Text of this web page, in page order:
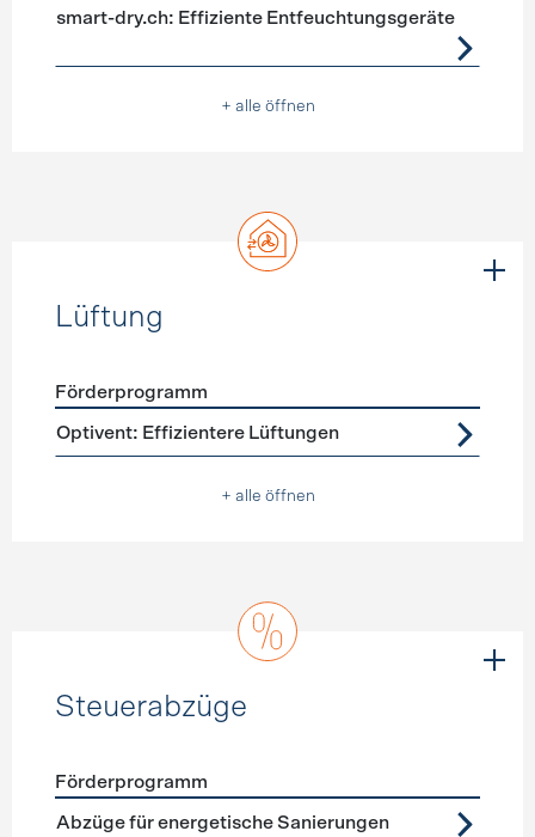
smart-dry.ch: Effiziente Entfeuchtungsgeräte
+ alle öffnen
Lüftung
Förderprogramme Lüftung
Förderprogramm
Optivent: Effizientere Lüftungen
+ alle öffnen
Steuerabzüge
Förderprogramme Steuerabzüge
Förderprogramm
Abzüge für energetische Sanierungen